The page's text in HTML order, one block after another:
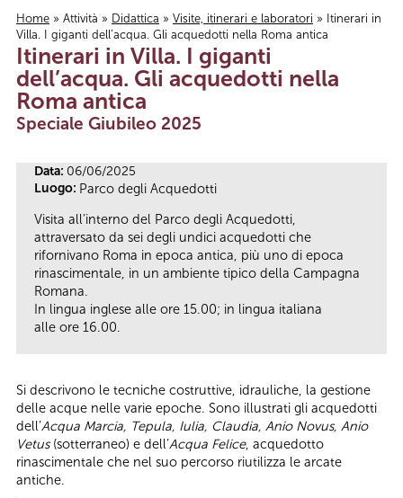
Tu sei qui
Home » Attività » Didattica » Visite, itinerari e laboratori » Itinerari in
Villa. I giganti dell’acqua. Gli acquedotti nella Roma antica
Itinerari in Villa. I giganti
dell’acqua. Gli acquedotti nella
Roma antica
Speciale Giubileo 2025
Data: 06/06/2025
Luogo: Parco degli Acquedotti
Visita all’interno del Parco degli Acquedotti,
attraversato da sei degli undici acquedotti che
rifornivano Roma in epoca antica, più uno di epoca
rinascimentale, in un ambiente tipico della Campagna
Romana.
In lingua inglese alle ore 15.00; in lingua italiana
alle ore 16.00.
Si descrivono le tecniche costruttive, idrauliche, la gestione
delle acque nelle varie epoche. Sono illustrati gli acquedotti
dell’Acqua Marcia, Tepula, Iulia, Claudia, Anio Novus, Anio
Vetus (sotterraneo) e dell’Acqua Felice, acquedotto
rinascimentale che nel suo percorso riutilizza le arcate
antiche.